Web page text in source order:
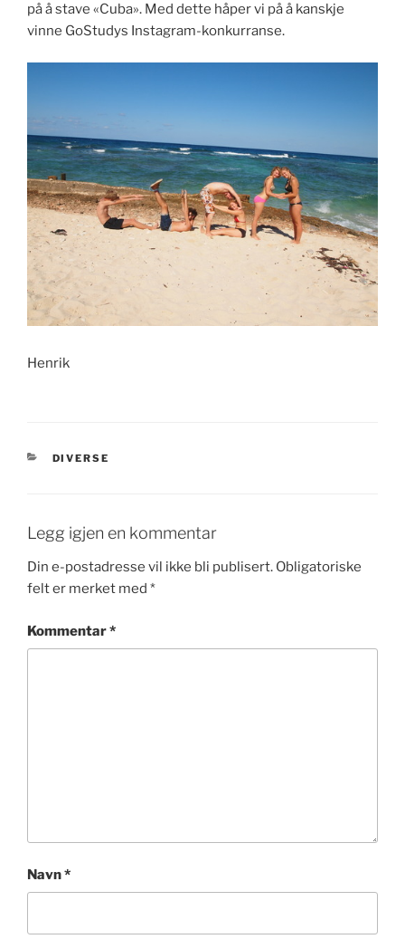
på å stave «Cuba». Med dette håper vi på å kanskje
vinne GoStudys Instagram-konkurranse.
Henrik
KATEGORIER
DIVERSE
Legg igjen en kommentar
Din e-postadresse vil ikke bli publisert. Obligatoriske
felt er merket med *
Kommentar*
Navn*